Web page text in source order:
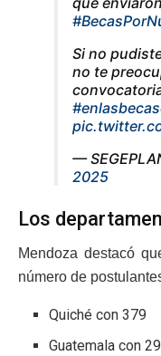
Si no
no te
—
2025
Los
Mendoza destacó
número de
Quiché con 379
Guatemala con